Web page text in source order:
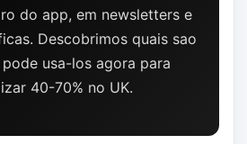
do app, em newsletters e
Descobrimos quais sao
usa-los agora para
40-70% no UK.